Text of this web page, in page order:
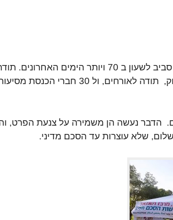
תודה לחברותי שהגו את רעיון אוהל האימהות ולחברותי שעבדו סביב לשעון ב 70 ויותר הימים האחרונים.
גם למי שהגיעה כשיכלה, ולאלה שלא יכלו להגיע אך סייעו מרחוק, תודה לאורחים, ול 30 חברי הכנסת
הדבר נעשה הן משמירה על צנעת הפרט,
שלא עוצרות עד הסכם מדיני.